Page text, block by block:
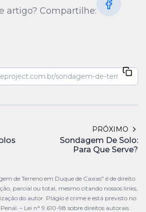
artigo? Compartilhe:
PRÓXIMO
Sondagem De Solo:
Para Que Serve?
de Terreno em Duque de Caxias" é de direito
parcial ou total, mesmo citando nossos links,
do autor. Plágio é crime e está previsto no
– Lei n° 9.610-98 sobre direitos autorais .